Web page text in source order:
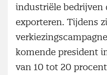
industriële bedrijven
exporteren. Tijdens
komende president
van 10 tot 20